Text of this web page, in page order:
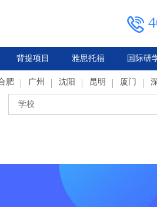
瑞典 俄罗斯
国 马来西亚 泰国
背提项目 雅思托福 国际研
肥 广州 沈阳 昆明 厦门